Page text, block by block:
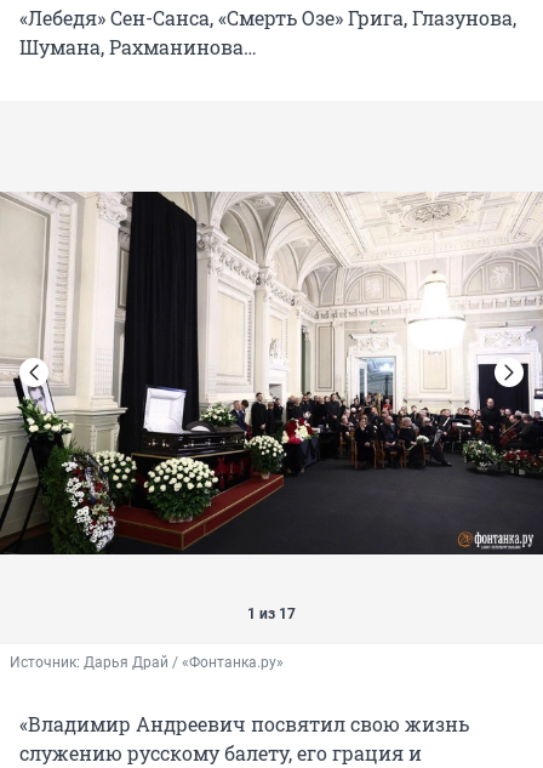
«Лебедя» Сен-Санса, «Смерть Озе» Грига, Глазунова,
Шумана, Рахманинова…
1 из 17
Источник: Дарья Драй / «Фонтанка.ру»
«Владимир Андреевич посвятил свою жизнь
служению русскому балету, его грация и